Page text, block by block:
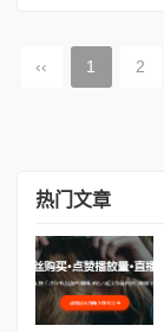
‹‹ 1 2
热门文章